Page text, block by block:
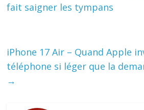
fait saigner les tympans
iPhone 17 Air – Quand Apple
téléphone si léger que la
→